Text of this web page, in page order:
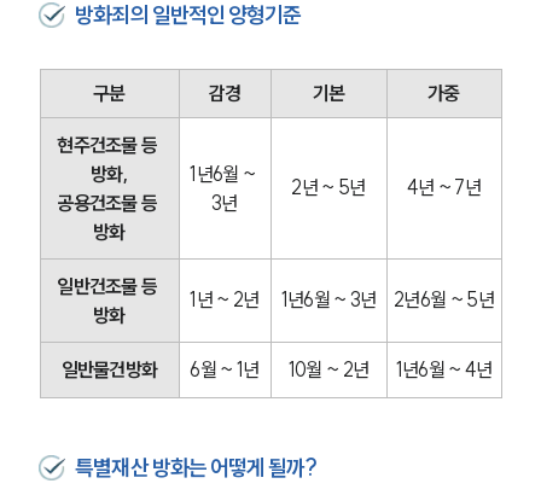
방화죄의 일반적인 양형기준
구분 감경 기본 가중
현주건조물 등
방화,
공용건조물 등
방화
1년6월 ~
3년
2년 ~ 5년 4년 ~ 7년
일반건조물 등
방화
1년 ~ 2년 1년6월 ~ 3년 2년6월 ~ 5년
일반물건방화 6월 ~ 1년 10월 ~ 2년 1년6월 ~ 4년
특별재산 방화는 어떻게 될까?